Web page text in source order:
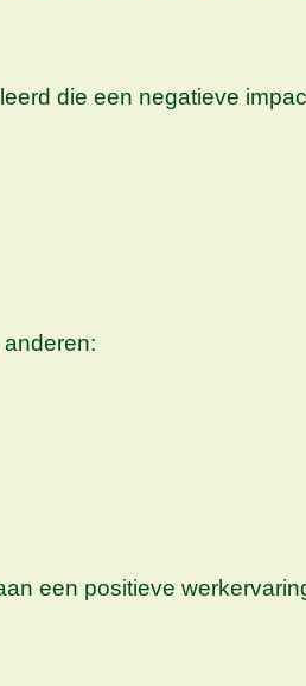
die een negatieve
een positieve